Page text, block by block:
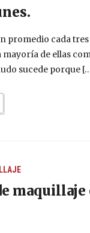
promedio cada
mayoría de ellas
sucede porque
maquillaje